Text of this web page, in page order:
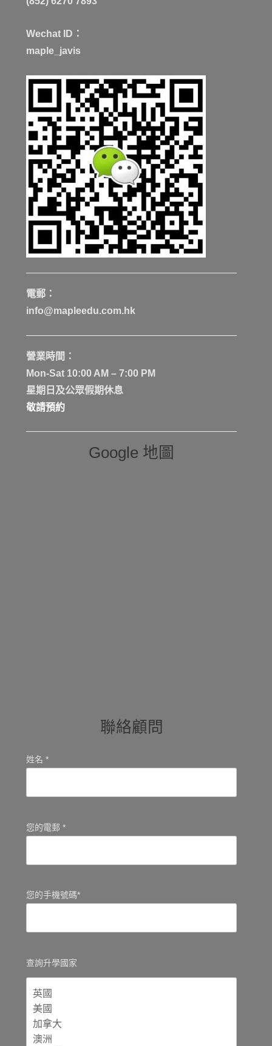
Wechat ID：
maple_javis
電郵：
info@mapleedu.com.hk
營業時間：
Mon-Sat 10:00 AM – 7:00 PM
星期日及公眾假期休息
敬請預約
Google 地圖
聯絡顧問
姓名 *
您的電郵 *
您的手機號碼*
查詢升學國家